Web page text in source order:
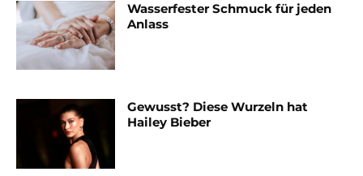
Wasserfester Schmuck für jeden
Anlass
Gewusst? Diese Wurzeln hat
Hailey Bieber